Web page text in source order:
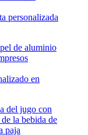
personalizada
en